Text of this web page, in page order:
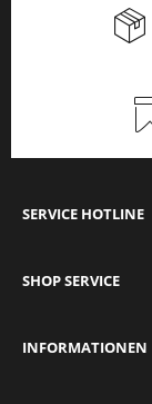
SERVICE HOTLINE
SHOP SERVICE
INFORMATIONEN